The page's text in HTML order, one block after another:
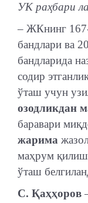
УК раҳбари
– ЖКнинг
бандлари ва
бандларида
содир
ўташ учун
озодликдан
баравари
жарима
маҳрум қилиш
ўташ
С. Қаҳҳоров